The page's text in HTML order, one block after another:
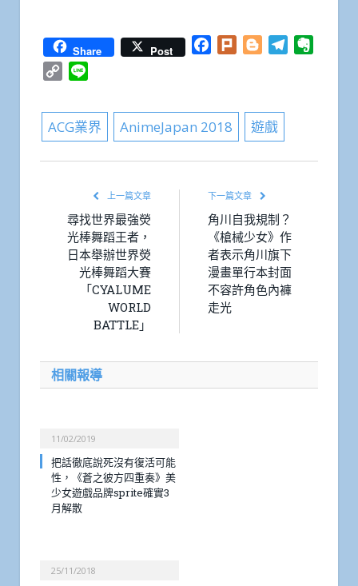
Share Post Facebook
Plurk BloggerTelegram
Copy
ACG業界 AnimeJapan 2018 遊戲
上一篇文章
尋找世界最強熒
光棒舞蹈王者，
日本舉辦世界熒
光棒舞蹈大賽
「CYALUME
WORLD
BATTLE」
下一篇文章
角川自我規制？
《槍械少女》作
者表示角川旗下
漫畫單行本封面
不容許角色內褲
走光
相關報導
11/02/2019
把話徹底說死沒有復活可能
性，《蒼之彼方四重奏》美
少女遊戲品牌sprite確實3
月解散
25/11/2018